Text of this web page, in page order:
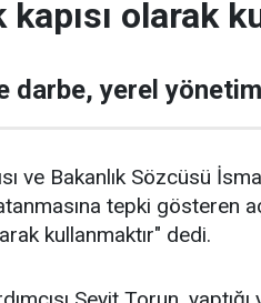
olarak
darbe, yerel
ve Bakanlık Sözcüsü
tepki gösteren
kullanmaktır" dedi.